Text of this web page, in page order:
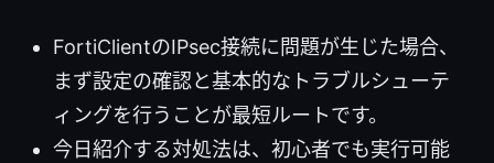
FortiClientのIPsec接続に問題が生じた場合、
まず設定の確認と基本的なトラブルシューテ
ィングを行うことが最短ルートです。
今日紹介する対処法は、初心者でも実行可能